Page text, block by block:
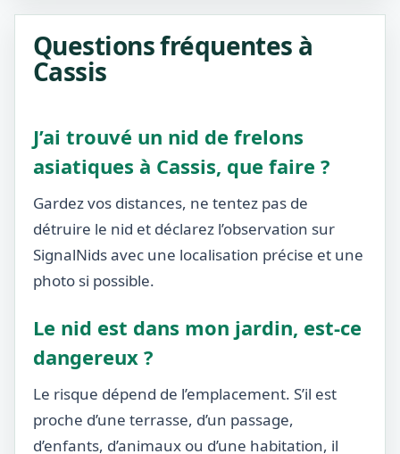
Questions fréquentes à
Cassis
J’ai trouvé un nid de frelons
asiatiques à Cassis, que faire ?
Gardez vos distances, ne tentez pas de
détruire le nid et déclarez l’observation sur
SignalNids avec une localisation précise et une
photo si possible.
Le nid est dans mon jardin, est-ce
dangereux ?
Le risque dépend de l’emplacement. S’il est
proche d’une terrasse, d’un passage,
d’enfants, d’animaux ou d’une habitation, il